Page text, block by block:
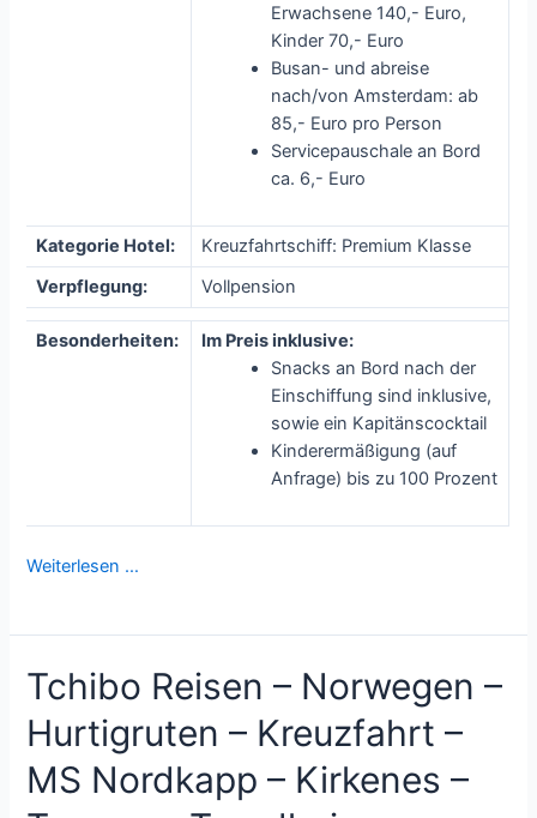
Erwachsene 140,- Euro,
Kinder 70,- Euro
Busan- und abreise
nach/von Amsterdam: ab
85,- Euro pro Person
Servicepauschale an Bord
ca. 6,- Euro
Kategorie Hotel:
Kreuzfahrtschiff: Premium Klasse
Verpflegung:
Vollpension
Besonderheiten:
Im Preis inklusive:
Snacks an Bord nach der
Einschiffung sind inklusive,
sowie ein Kapitänscocktail
Kinderermäßigung (auf
Anfrage) bis zu 100 Prozent
Weiterlesen …
Tchibo Reisen – Norwegen –
Hurtigruten – Kreuzfahrt –
MS Nordkapp – Kirkenes –